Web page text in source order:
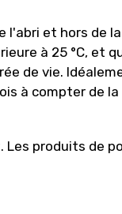
et hors de
à 25 °C, et
de vie.
à compter de
produits de